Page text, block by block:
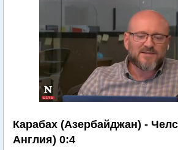
Карабах (Азербайджан) -
Англия) 0:4